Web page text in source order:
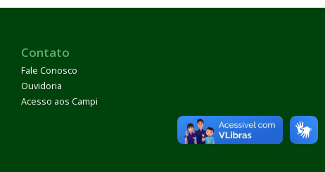
Contato
Fale Conosco
Ouvidoria
Acesso aos Campi